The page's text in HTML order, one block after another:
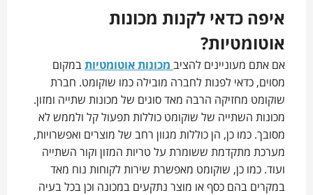
איפה כדאי לקנות מכונות
אוטומטיות?
אם אתם מעוניינים להציב מכונות אוטומטיות במקום
מסוים, כדאי לפנות לחברה מובילה כמו שוקומט. חברת
שוקומט מחזיקה הרבה מאד סוגים של מכונות שתייה ומזון.
מכונות השתייה של שוקומט כוללות תפעול קל ולממש לא
מסובך. כמו כן, הן כוללות מגוון רחב של מוצרים ואפשרויות,
מערכת מתקדמת ששומרת על טריות המזון וקור השתייה
ועוד. כמו כן, שוקומט מאפשרת שירות לקוחות נוח מאד
במקרים בהם כסף או מוצר נתקעים במכונה וכן בכל בעיה